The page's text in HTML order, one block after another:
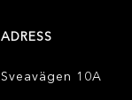
ADRESS
Sveavägen 10A